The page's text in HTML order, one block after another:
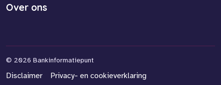
Over ons
© 2026 Bankinformatiepunt
Disclaimer
Privacy- en cookieverklaring